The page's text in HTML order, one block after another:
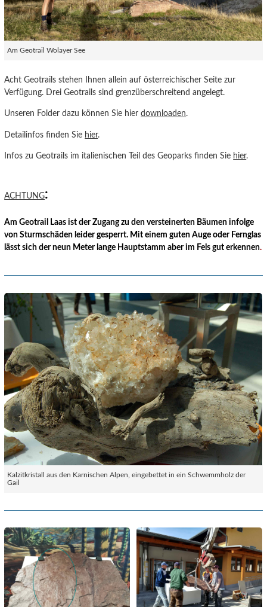
Am Geotrail Wolayer See
Acht Geotrails stehen Ihnen allein auf österreichischer Seite zur
Verfügung. Drei Geotrails sind grenzüberschreitend angelegt.
Unseren Folder dazu können Sie hierdownloaden.
Detailinfos finden Sie hier.
Infos zu Geotrails im italienischen Teil des Geoparks finden Sie hier.
ACHTUNG:
Am Geotrail Laas ist der Zugang zu den versteinerten Bäumen infolge
von Sturmschäden leider gesperrt. Mit einem guten Auge oder Fernglas
lässt sich der neun Meter lange Hauptstamm aber im Fels gut erkennen.
Kalzitkristall aus den Karnischen Alpen, eingebettet in ein Schwemmholz der
Gail